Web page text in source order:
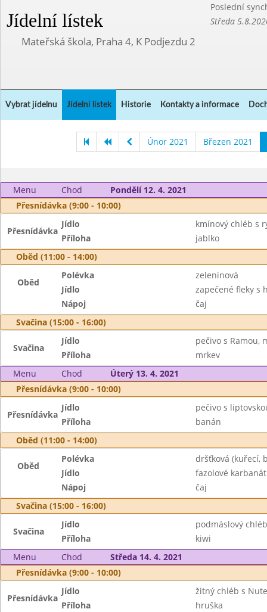
Jídelní lístek
Poslední
Středa
Mateřská škola, Praha 4, K Podjezdu 2
Vybrat jídelnu Jídelní lístek Historie Kontakty a informace
Únor 2021 Březen 2021
Menu Chod
Pondělí 12. 4. 2021
Přesnídávka (9:00 - 10:00)
Přesnídávka
Jídlo
kmínový chléb s
Příloha
jablko
Oběd (11:00 - 14:00)
Oběd
Polévka
zeleninová
Jídlo
zapečené fleky s
Nápoj
čaj
Svačina (15:00 - 16:00)
Svačina
Jídlo
pečivo s Ramou,
Příloha
mrkev
Menu
Chod
Úterý 13. 4. 2021
Přesnídávka (9:00 - 10:00)
Přesnídávka
Jídlo
pečivo s
Příloha
banán
Oběd (11:00 - 14:00)
Oběd
Polévka
dršťková (kuřecí,
Jídlo
fazolové
Nápoj
čaj
Svačina (15:00 - 16:00)
Svačina
Jídlo
podmáslový
Příloha
kiwi
Menu
Chod
Středa 14. 4. 2021
Přesnídávka (9:00 - 10:00)
Přesnídávka
Jídlo
žitný chléb s
Příloha
hruška